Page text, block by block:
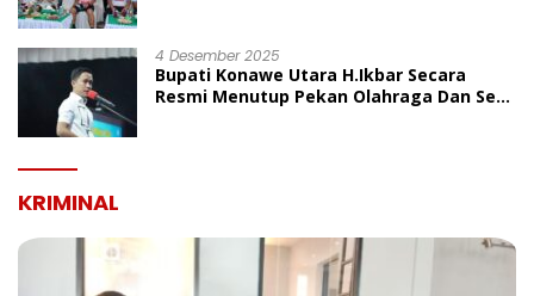
4 Desember 2025
Bupati Konawe Utara H.Ikbar Secara
Resmi Menutup Pekan Olahraga Dan Seni
KRIMINAL